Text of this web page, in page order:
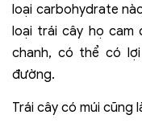
loại carbohydrate
loại trái cây họ cam
chanh, có thể có
đường.
Trái cây có múi cũng